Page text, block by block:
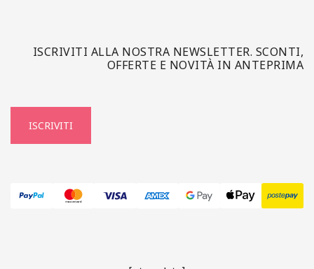
ISCRIVITI ALLA NOSTRA NEWSLETTER. SCONTI,
OFFERTE E NOVITÀ IN ANTEPRIMA
ISCRIVITI